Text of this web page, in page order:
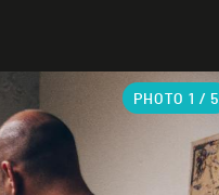
PHOTO 1 / 5